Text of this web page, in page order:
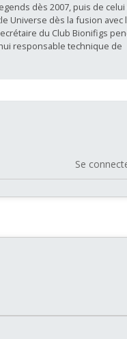
dès 2007, puis de celui
Universe dès la fusion avec
du Club Bionifigs
responsable technique de
Se